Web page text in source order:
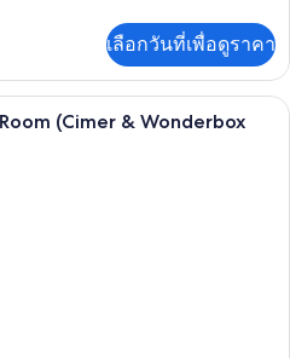
เลือกวันที่เพื่อดูราคา
เครื่องนอนระดับพรีเมียม, มินิบาร์ฟรี,
(Cimer & Wonderbox